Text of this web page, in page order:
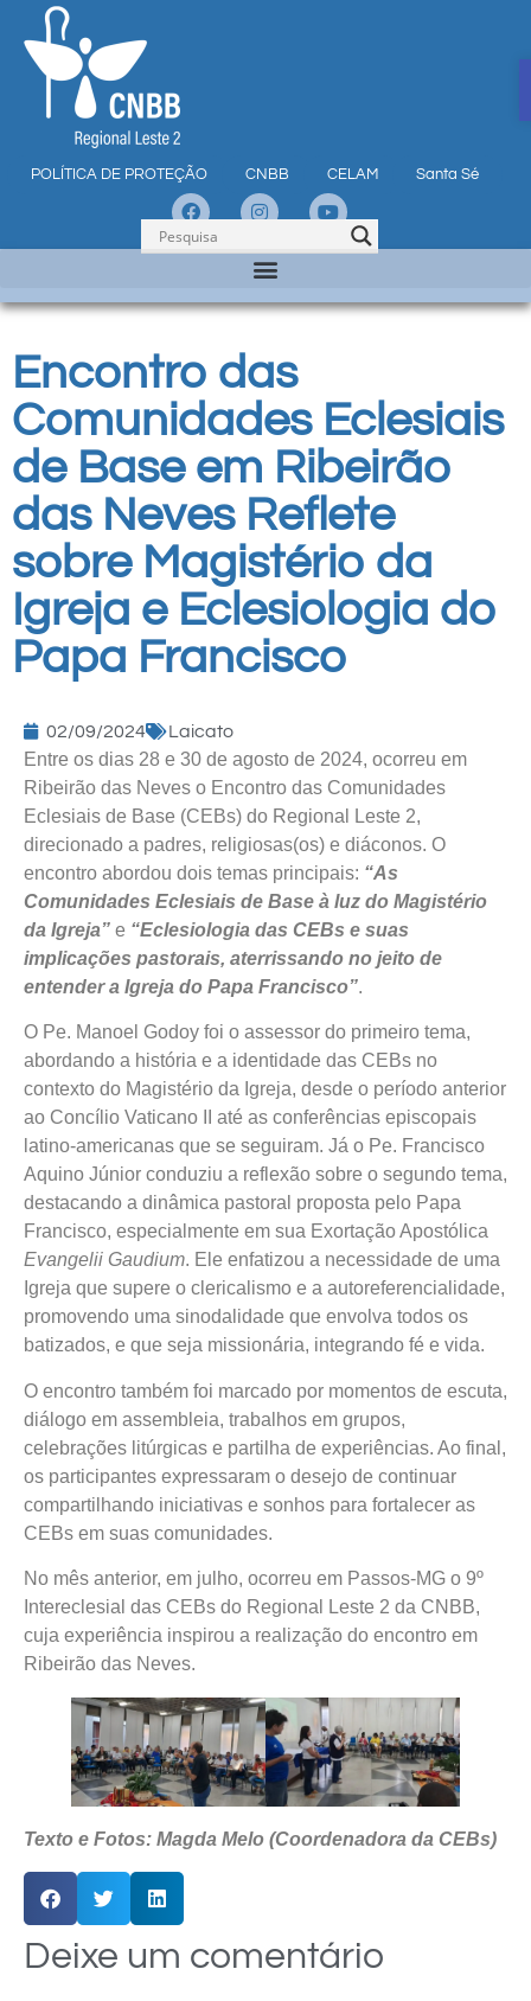
POLÍTICA DE PROTEÇÃO CNBB CELAM Santa Sé
Encontro das
Comunidades Eclesiais
de Base em Ribeirão
das Neves Reflete
sobre Magistério da
Igreja e Eclesiologia do
Papa Francisco
02/09/2024 Laicato
Entre os dias 28 e 30 de agosto de 2024, ocorreu em
Ribeirão das Neves o Encontro das Comunidades
Eclesiais de Base (CEBs) do Regional Leste 2,
direcionado a padres, religiosas(os) e diáconos. O
encontro abordou dois temas principais: “As
Comunidades Eclesiais de Base à luz do Magistério
da Igreja” e “Eclesiologia das CEBs e suas
implicações pastorais, aterrissando no jeito de
entender a Igreja do Papa Francisco”.
O Pe. Manoel Godoy foi o assessor do primeiro tema,
abordando a história e a identidade das CEBs no
contexto do Magistério da Igreja, desde o período anterior
ao Concílio Vaticano II até as conferências episcopais
latino-americanas que se seguiram. Já o Pe. Francisco
Aquino Júnior conduziu a reflexão sobre o segundo tema,
destacando a dinâmica pastoral proposta pelo Papa
Francisco, especialmente em sua Exortação Apostólica
Evangelii Gaudium. Ele enfatizou a necessidade de uma
Igreja que supere o clericalismo e a autoreferencialidade,
promovendo uma sinodalidade que envolva todos os
batizados, e que seja missionária, integrando fé e vida.
O encontro também foi marcado por momentos de escuta,
diálogo em assembleia, trabalhos em grupos,
celebrações litúrgicas e partilha de experiências. Ao final,
os participantes expressaram o desejo de continuar
compartilhando iniciativas e sonhos para fortalecer as
CEBs em suas comunidades.
No mês anterior, em julho, ocorreu em Passos-MG o 9º
Intereclesial das CEBs do Regional Leste 2 da CNBB,
cuja experiência inspirou a realização do encontro em
Ribeirão das Neves.
Texto e Fotos: Magda Melo (Coordenadora da CEBs)
Deixe um comentário